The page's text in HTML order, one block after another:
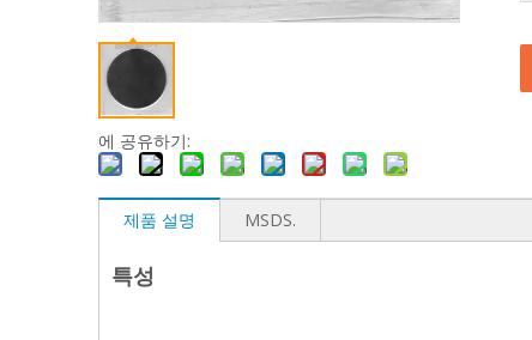
에 공유하기:
제품 설명 MSDS.
특성